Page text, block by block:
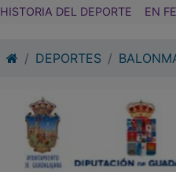
HISTORIA DEL DEPORTE
EN
DEPORTES